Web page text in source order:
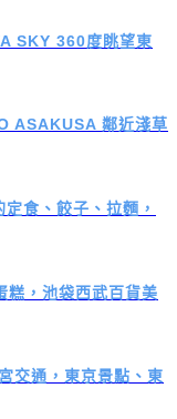
SKY 360度眺望東
ASAKUSA 鄰近淺草
食、餃子、拉麵，
，池袋西武百貨美
交通，東京景點、東